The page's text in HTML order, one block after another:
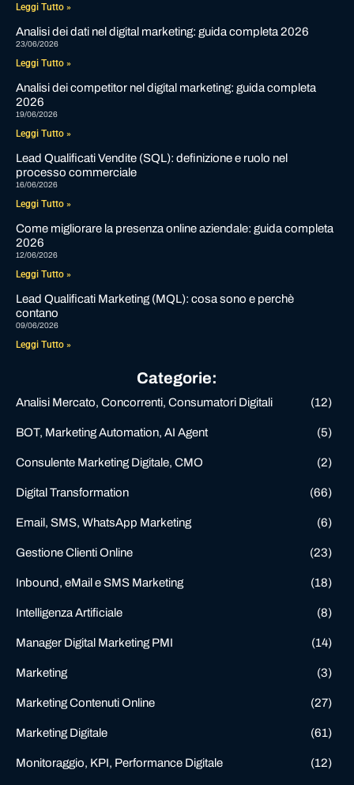
Leggi Tutto »
Analisi dei dati nel digital marketing: guida completa 2026
23/06/2026
Leggi Tutto »
Analisi dei competitor nel digital marketing: guida completa
2026
19/06/2026
Leggi Tutto »
Lead Qualificati Vendite (SQL): definizione e ruolo nel
processo commerciale
16/06/2026
Leggi Tutto »
Come migliorare la presenza online aziendale: guida completa
2026
12/06/2026
Leggi Tutto »
Lead Qualificati Marketing (MQL): cosa sono e perchè
contano
09/06/2026
Leggi Tutto »
Categorie:
Analisi Mercato, Concorrenti, Consumatori Digitali (12)
BOT, Marketing Automation, AI Agent (5)
Consulente Marketing Digitale, CMO (2)
Digital Transformation (66)
Email, SMS, WhatsApp Marketing (6)
Gestione Clienti Online (23)
Inbound, eMail e SMS Marketing (18)
Intelligenza Artificiale (8)
Manager Digital Marketing PMI (14)
Marketing (3)
Marketing Contenuti Online (27)
Marketing Digitale (61)
Monitoraggio, KPI, Performance Digitale (12)